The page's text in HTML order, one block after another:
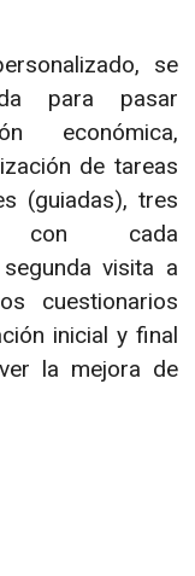
se
para pasar
económica,
de tareas
(guiadas), tres
con cada
visita a
cuestionarios
inicial y final
la mejora de